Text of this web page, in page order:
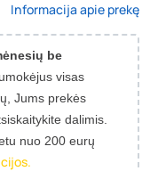
Informacija apie prekę
be
visas
Jums prekės
dalimis.
nuo 200 eurų